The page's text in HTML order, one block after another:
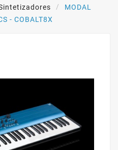
MODAL
- COBALT8X